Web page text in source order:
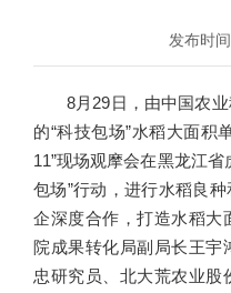
发布时
8月29日，由中国农
的“科技包场”水稻大面积
11”现场观摩会在黑龙江
包场”行动，进行水稻良
企深度合作，打造水稻大
院成果转化局副局长王宇
忠研究员、北大荒农业股